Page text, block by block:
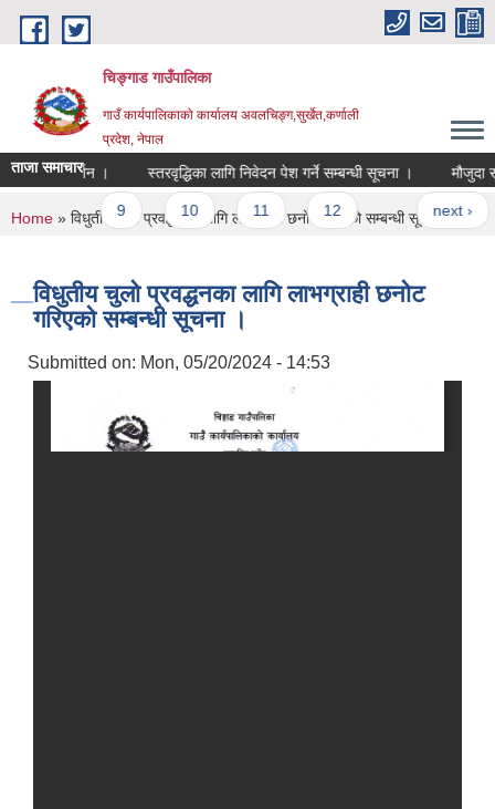
Skip to main content
चिङ्गाड गाउँपालिका
गाउँ कार्यपालिकाको कार्यालय अवलचिङ्ग,सुर्खेत,कर्णाली
प्रदेश, नेपाल
ताजा समाचार
मार्गदर्शन । स्तरवृद्धिका लागि निवेदन पेश गर्ने सम्बन्धी सूचना । मौजुदा सूचि
9 10 11 12 … next ›
You are here
Home » विधुतीय चुलो प्रवद्धनका लागि लाभग्राही छनोट गरिएको सम्बन्धी सूचना ।
विधुतीय चुलो प्रवद्धनका लागि लाभग्राही छनोट
गरिएको सम्बन्धी सूचना ।
Submitted on: Mon, 05/20/2024 - 14:53